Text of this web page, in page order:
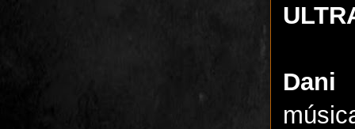
Dani